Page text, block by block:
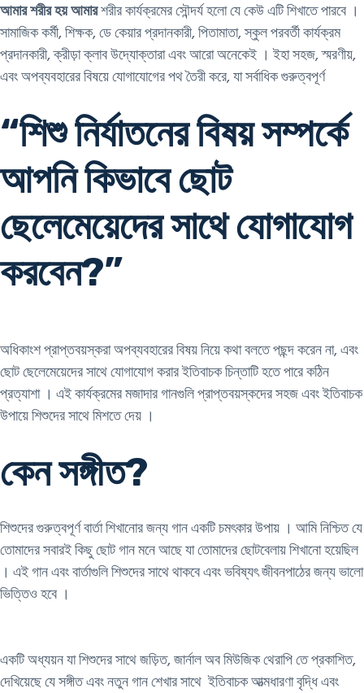
আমার শরীর হয় আমারশরীর কার্যক্রমের সৌন্দর্য হলো যে কেউ এটি শিখাতে পারবে ।
সামাজিক কর্মী, শিক্ষক, ডে কেয়ার প্রদানকারী, পিতামাতা, স্কুল পরবর্তী কার্যক্রম
প্রদানকারী, ক্রীড়া ক্লাব উদ্যোক্তারা এবং আরো অনেকেই । ইহা সহজ, স্মরণীয়,
এবং অপব্যবহারের বিষয়ে যোগাযোগের পথ তৈরী করে, যা সর্বাধিক গুরুত্বপূর্ণ
“শিশু নির্যাতনের বিষয় সম্পর্কে
আপনি কিভাবে ছোট
ছেলেমেয়েদের সাথে যোগাযোগ
করবেন?”
অধিকাংশ প্রাপ্তবয়স্করা অপব্যবহারের বিষয় নিয়ে কথা বলতে পছন্দ করেন না, এবং
ছোট ছেলেমেয়েদের সাথে যোগাযোগ করার ইতিবাচক চিন্তাটি হতে পারে কঠিন
প্রত্যাশা । এই কার্যক্রমের মজাদার গানগুলি প্রাপ্তবয়স্কদের সহজ এবং ইতিবাচক
উপায়ে শিশুদের সাথে মিশতে দেয় ।
কেন সঙ্গীত?
শিশুদের গুরুত্বপূর্ণ বার্তা শিখানোর জন্য গান একটি চমৎকার উপায় । আমি নিশ্চিত যে
তোমাদের সবারই কিছু ছোট গান মনে আছে যা তোমাদের ছোটবেলায় শিখানো হয়েছিল
। এই গান এবং বার্তাগুলি শিশুদের সাথে থাকবে এবং ভবিষ্যৎ জীবনপাঠের জন্য ভালো
ভিত্তিও হবে ।
একটি অধ্যয়ন যা শিশুদের সাথে জড়িত, জার্নাল অব মিউজিক থেরাপি তে প্রকাশিত,
দেখিয়েছে যে সঙ্গীত এবং নতুন গান শেখার সাথে ইতিবাচক আত্মধারণা বৃদ্ধি এবং